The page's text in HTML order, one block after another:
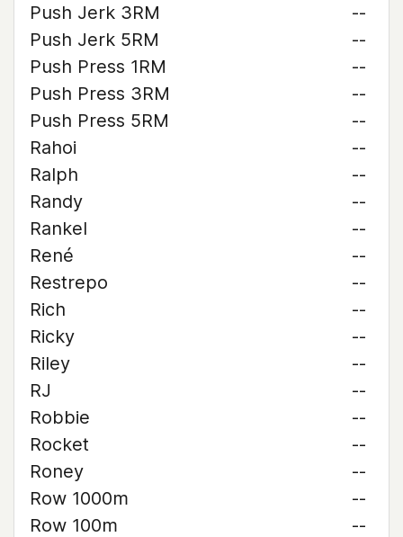
Push Jerk 3RM
--
Push Jerk 5RM
--
Push Press 1RM
--
Push Press 3RM
--
Push Press 5RM
--
Rahoi
--
Ralph
--
Randy
--
Rankel
--
René
--
Restrepo
--
Rich
--
Ricky
--
Riley
--
RJ
--
Robbie
--
Rocket
--
Roney
--
Row 1000m
--
Row 100m
--